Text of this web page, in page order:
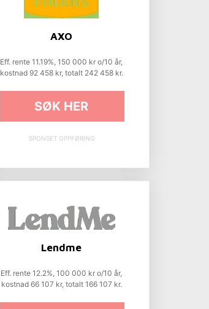
AXO
Eff. rente 11.19%, 150 000 kr o/10 år,
kostnad 92 458 kr, totalt 242 458 kr.
SØK HER
SPONSET OPPFØRING
Lendme
Eff. rente 12.2%, 100 000 kr o/10 år,
kostnad 66 107 kr, totalt 166 107 kr.